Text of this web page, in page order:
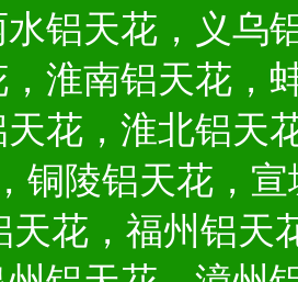
铝天花，义乌
淮南铝天花，
花，淮北铝天
铜陵铝天花，
天花，福州铝天